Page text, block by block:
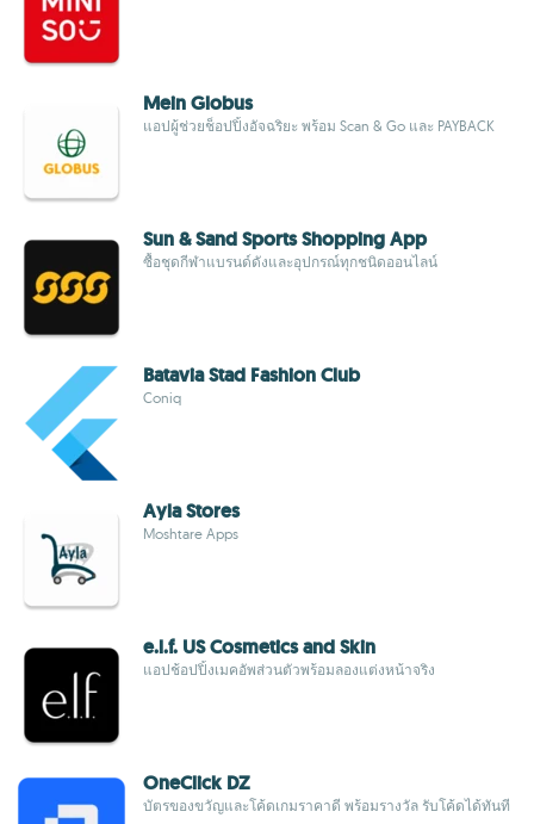
Mein Globus
แอปผู้ช่วยช็อปปิ้งอัจฉริยะ พร้อม Scan & Go และ PAYBACK
Sun & Sand Sports Shopping App
ซื้อชุดกีฬาแบรนด์ดังและอุปกรณ์ทุกชนิดออนไลน์
Batavia Stad Fashion Club
Coniq
Ayla Stores
Moshtare Apps
e.l.f. US Cosmetics and Skin
แอปช้อปปิ้งเมคอัพส่วนตัวพร้อมลองแต่งหน้าจริง
OneClick DZ
บัตรของขวัญและโค้ดเกมราคาดี พร้อมรางวัล รับโค้ดได้ทันที